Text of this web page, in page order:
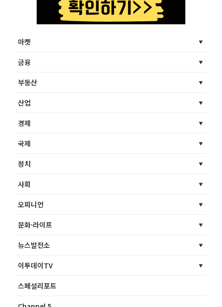
마켓
금융
부동산
산업
경제
국제
정치
사회
오피니언
문화·라이프
뉴스발전소
이투데이TV
스페셜리포트